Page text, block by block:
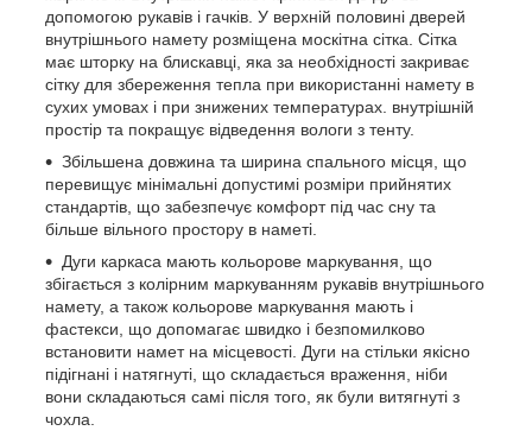
допомогою рукавів і гачків. У верхній половині дверей
внутрішнього намету розміщена москітна сітка. Сітка
має шторку на блискавці, яка за необхідності закриває
сітку для збереження тепла при використанні намету в
сухих умовах і при знижених температурах. внутрішній
простір та покращує відведення вологи з тенту.
Збільшена довжина та ширина спального місця, що
перевищує мінімальні допустимі розміри прийнятих
стандартів, що забезпечує комфорт під час сну та
більше вільного простору в наметі.
Дуги каркаса мають кольорове маркування, що
збігається з колірним маркуванням рукавів внутрішнього
намету, а також кольорове маркування мають і
фастекси, що допомагає швидко і безпомилково
встановити намет на місцевості. Дуги на стільки якісно
підігнані і натягнуті, що складається враження, ніби
вони складаються самі після того, як були витягнуті з
чохла.